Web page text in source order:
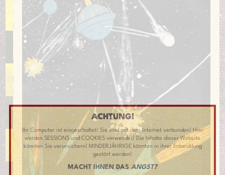
ACHTUNG!
Ihr Computer ist eingeschaltet! Sie sind mit dem Internet verbunden! Hier
werden SESSIONS und COOKIES verwendet! Die Inhalte dieser Website
könnten Sie verunsichern! MINDERJÄHRIGE könnten in ihrer Entwicklung
gestört werden!
MACHT IHNEN DAS ANGST?